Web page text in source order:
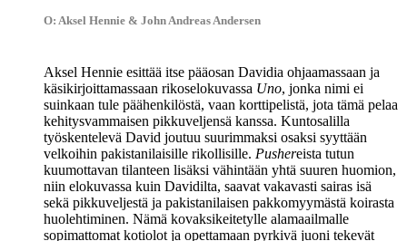
O: Aksel Hennie & John Andreas Andersen
Aksel Hennie esittää itse pääosan Davidia ohjaamassaan ja
käsikirjoittamassaan rikoselokuvassa Uno, jonka nimi ei
suinkaan tule päähenkilöstä, vaan korttipelistä, jota tämä pelaa
kehitysvammaisen pikkuveljensä kanssa. Kuntosalilla
työskentelevä David joutuu suurimmaksi osaksi syyttään
velkoihin pakistanilaisille rikollisille. Pushereista tutun
kuumottavan tilanteen lisäksi vähintään yhtä suuren huomion,
niin elokuvassa kuin Davidilta, saavat vakavasti sairas isä
sekä pikkuveljestä ja pakistanilaisen pakkomyymästä koirasta
huolehtiminen. Nämä kovaksikeitetylle alamaailmalle
sopimattomat kotiolot ja opettamaan pyrkivä juoni tekevät